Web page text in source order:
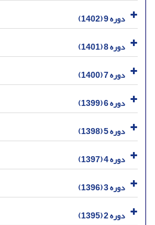
دوره 9 (1402)
دوره 8 (1401)
دوره 7 (1400)
دوره 6 (1399)
دوره 5 (1398)
دوره 4 (1397)
دوره 3 (1396)
دوره 2 (1395)